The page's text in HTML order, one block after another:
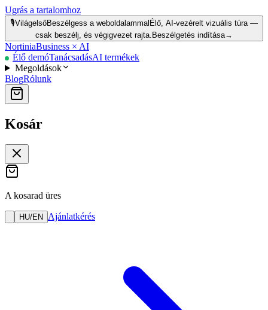
Ugrás a tartalomhoz
🎙️VilágelsőBeszélgess a weboldalammal Élő, AI-vezérelt vizuális túra —
csak beszélj, és végigvezet rajta. Beszélgetés indítása→
NortiniaBusiness × AI
Élő demóTanácsadásAI termékek
Megoldások
BlogRólunk
Kosár
A kosarad üres
HU/EN Ajánlatkérés